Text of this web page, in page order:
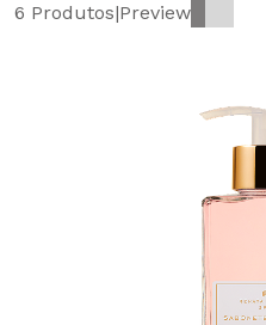
6 Produtos|Preview